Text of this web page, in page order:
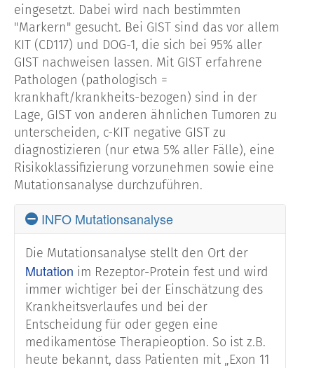
eingesetzt. Dabei wird nach bestimmten
"Markern" gesucht. Bei GIST sind das vor allem
KIT (CD117) und DOG-1, die sich bei 95% aller
GIST nachweisen lassen. Mit GIST erfahrene
Pathologen (pathologisch =
krankhaft/krankheits-bezogen) sind in der
Lage, GIST von anderen ähnlichen Tumoren zu
unterscheiden, c-KIT negative GIST zu
diagnostizieren (nur etwa 5% aller Fälle), eine
Risikoklassifizierung vorzunehmen sowie eine
Mutationsanalyse durchzuführen.
INFO Mutationsanalyse
Die Mutationsanalyse stellt den Ort der
Mutation im Rezeptor-Protein fest und wird
immer wichtiger bei der Einschätzung des
Krankheitsverlaufes und bei der
Entscheidung für oder gegen eine
medikamentöse Therapieoption. So ist z.B.
heute bekannt, dass Patienten mit „Exon 11